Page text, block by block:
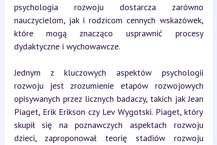
psychologia rozwoju dostarcza zarówno
nauczycielom, jak i rodzicom cennych wskazówek,
które mogą znacząco usprawnić procesy
dydaktyczne i wychowawcze.
Jednym z kluczowych aspektów psychologii
rozwoju jest zrozumienie etapów rozwojowych
opisywanych przez licznych badaczy, takich jak Jean
Piaget, Erik Erikson czy Lev Wygotski. Piaget, który
skupił się na poznawczych aspektach rozwoju
dzieci, zaproponował teorię stadiów rozwoju